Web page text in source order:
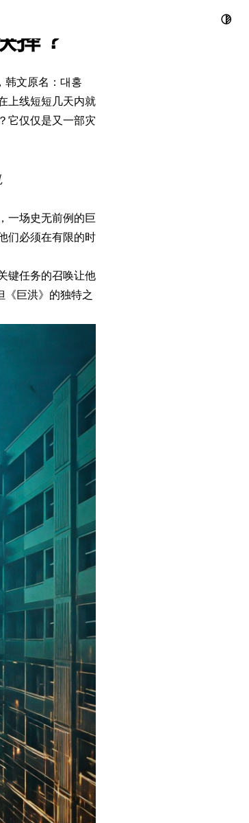
寓，金
择？
文原名：대홍
上线短短几天内就
它仅仅是又一部灾
一场史无前例的巨
们必须在有限的时
键任务的召唤让他
巨洪》的独特之